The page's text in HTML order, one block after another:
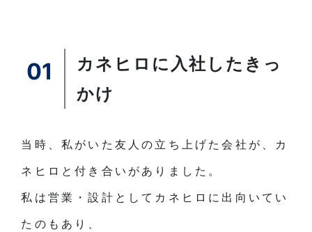
01
カネヒロに入社したきっ
かけ
当時、私がいた友人の立ち上げた会社が、カ
ネヒロと付き合いがありました。
私は営業・設計としてカネヒロに出向いてい
たのもあり、